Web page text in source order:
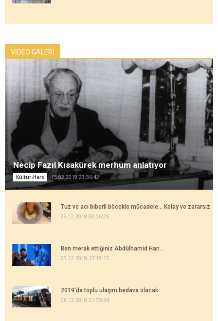
VİDEO GALERİ
Necip Fazıl Kısakürek merhum anlatıyor
Kültür-Hars 15.02.2019 23:36:42
Tuz ve acı biberli böcekle mücadele... Kolay ve zararsız
29.12.2018 00:06:26
Ben merak ettiğiniz Abdülhamid Han...
23.12.2018 17:18:13
2019'da toplu ulaşım bedava olacak
08.12.2018 21:35:54